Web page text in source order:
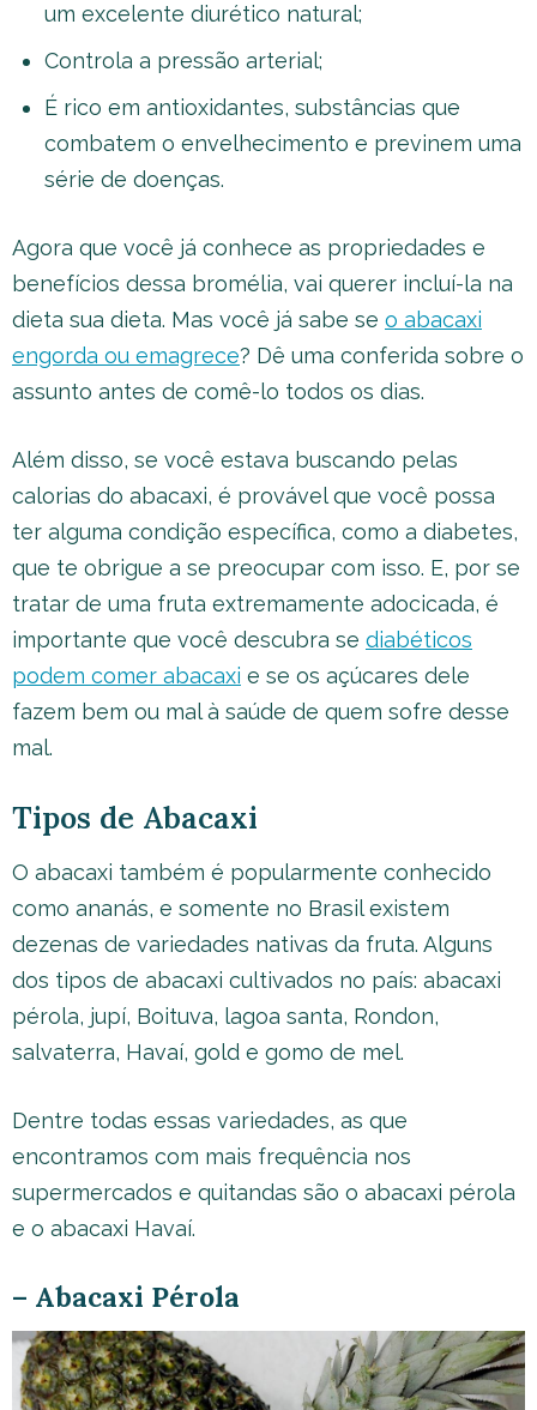
um excelente diurético natural;
Controla a pressão arterial;
É rico em antioxidantes, substâncias que
combatem o envelhecimento e previnem uma
série de doenças.
Agora que você já conhece as propriedades e
benefícios dessa bromélia, vai querer incluí-la na
dieta sua dieta. Mas você já sabe se o abacaxi
engorda ou emagrece? Dê uma conferida sobre o
assunto antes de comê-lo todos os dias.
Além disso, se você estava buscando pelas
calorias do abacaxi, é provável que você possa
ter alguma condição específica, como a diabetes,
que te obrigue a se preocupar com isso. E, por se
tratar de uma fruta extremamente adocicada, é
importante que você descubra se diabéticos
podem comer abacaxi e se os açúcares dele
fazem bem ou mal à saúde de quem sofre desse
mal.
Tipos de Abacaxi
O abacaxi também é popularmente conhecido
como ananás, e somente no Brasil existem
dezenas de variedades nativas da fruta. Alguns
dos tipos de abacaxi cultivados no país: abacaxi
pérola, jupí, Boituva, lagoa santa, Rondon,
salvaterra, Havaí, gold e gomo de mel.
Dentre todas essas variedades, as que
encontramos com mais frequência nos
supermercados e quitandas são o abacaxi pérola
e o abacaxi Havaí.
– Abacaxi Pérola